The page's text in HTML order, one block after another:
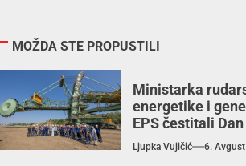
MOŽDA STE PROPUSTILI
Ministarka
energetike i
EPS čestitali
RB „Kolubara“ /
rudarima za
Ljupka Vujičić 6.